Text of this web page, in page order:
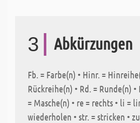
3 Abkürzungen
Fb. = Farbe(n) • Hinr. =
Rückreihe(n) • Rd. = Runde(n) •
= Masche(n) • re = rechts • li =
wiederholen • str. = stricken •